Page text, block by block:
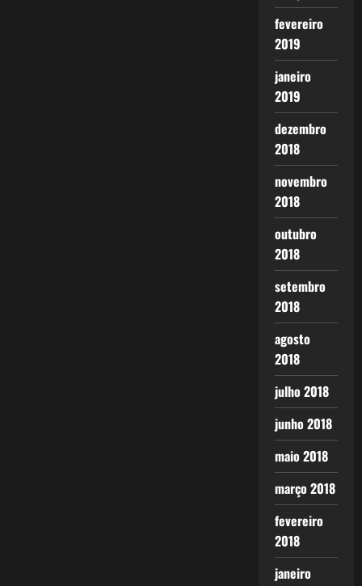
fevereiro
2019
janeiro
2019
dezembro
2018
novembro
2018
outubro
2018
setembro
2018
agosto
2018
julho 2018
junho 2018
maio 2018
março 2018
fevereiro
2018
janeiro